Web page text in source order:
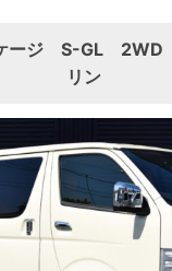
ケージ S-GL
リン